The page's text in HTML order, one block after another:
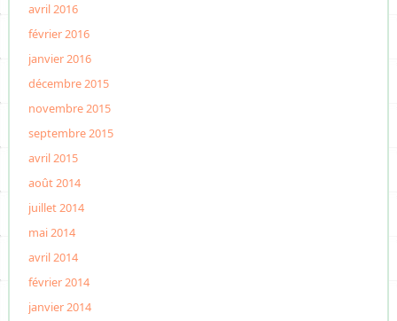
avril 2016
février 2016
janvier 2016
décembre 2015
novembre 2015
septembre 2015
avril 2015
août 2014
juillet 2014
mai 2014
avril 2014
février 2014
janvier 2014